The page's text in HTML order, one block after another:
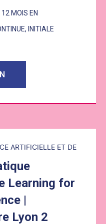
MOIS EN
, INITIALE
ARTIFICIELLE ET DE
Learning for
|
Lyon 2